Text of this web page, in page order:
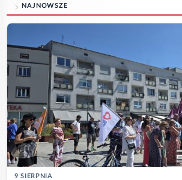
NAJNOWSZE
9 SIERPNIA